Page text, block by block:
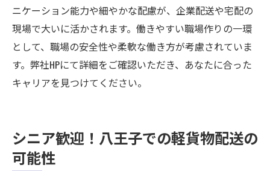
ニケーション能力や細やかな配慮が、企業配送や宅配の
現場で大いに活かされます。働きやすい職場作りの一環
として、職場の安全性や柔軟な働き方が考慮されていま
す。弊社HPにて詳細をご確認いただき、あなたに合った
キャリアを見つけてください。
シニア歓迎！八王子での軽貨物配送の
可能性